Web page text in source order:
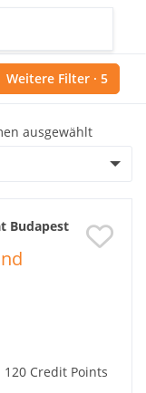
Weitere Filter · 5
ausgewählt
Budapest
120 Credit Points